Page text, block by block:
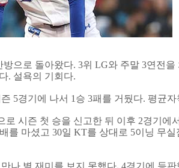
으로 돌아왔다. 3위 LG와 주말 3연전을
. 설욕의 기회다.
5경기에 나서 1승 3패를 거뒀다. 평균자
로 시즌 첫 승을 신고한 뒤 이후 2경기에
를 마셨고 30일 KT를 상대로 5이닝 무실
나 별 재미를 보지 못했다. 4경기에 등판